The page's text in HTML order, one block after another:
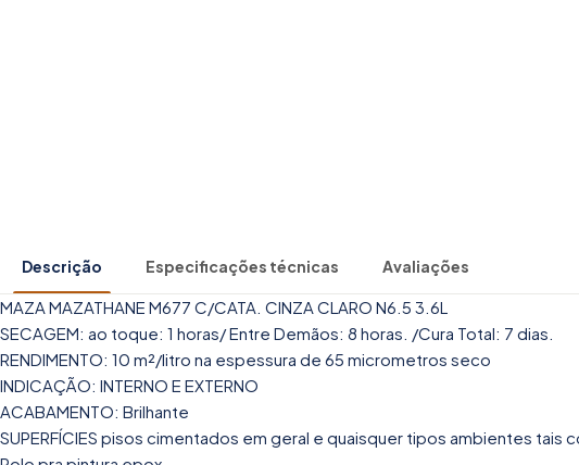
Descrição Especificações técnicas Avaliações
MAZA MAZATHANE M677 C/CATA. CINZA CLARO N6.5 3.6L
SECAGEM: ao toque: 1 horas/ Entre Demãos: 8 horas. /Cura Total: 7 dias.
RENDIMENTO: 10 m²/litro na espessura de 65 micrometros seco
INDICAÇÃO: INTERNO E EXTERNO
ACABAMENTO: Brilhante
SUPERFÍCIES pisos cimentados em geral e quaisquer tipos ambientes